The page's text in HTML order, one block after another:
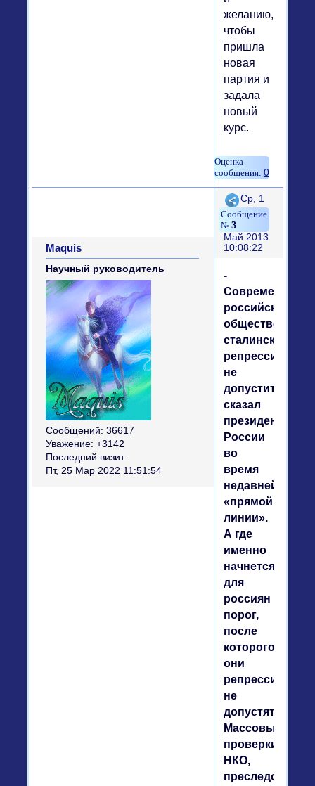
желанию,
чтобы
пришла
новая
партия и
задала
новый
курс.
0
Поделиться
3
Ср, 1
Май 2013
10:08:22
Maquis
Научный руководитель
Сообщений: 36617
Уважение: +3142
Последний визит:
Пт, 25 Мар 2022 11:51:54
-
Современное
российское
общество
сталинских
репрессий
не
допустит,
сказал
президент
России
во
время
недавней
«прямой
линии».
А где
именно
начнется
для
россиян
порог,
после
которого
они
репрессий
не
допустят?
Массовые
проверки
НКО,
преследование